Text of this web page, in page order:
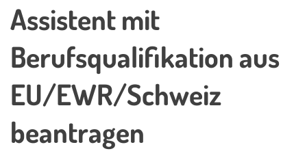
Assistent mit
Berufsqualifikation aus
EU/EWR/Schweiz
beantragen